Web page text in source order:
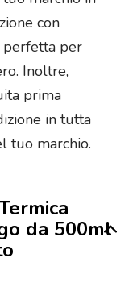
con
perfetta per
Inoltre,
prima
in tutta
tuo marchio.
da 500ml